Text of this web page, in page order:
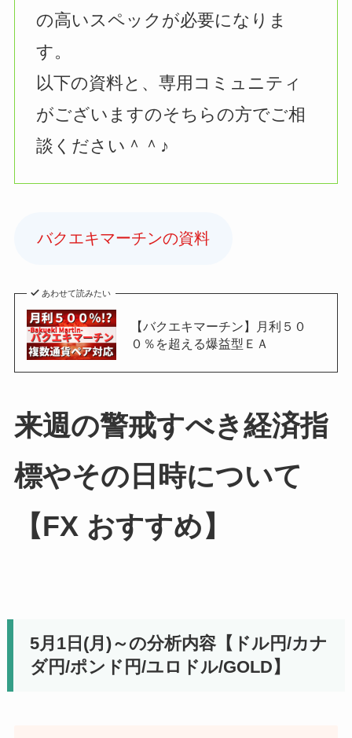
の高いスペックが必要になりま
す。
以下の資料と、専用コミュニティ
がございますのそちらの方でご相
談ください＾＾♪
バクエキマーチンの資料
あわせて読みたい
【バクエキマーチン】月利５０
０％を超える爆益型ＥＡ
来週の警戒すべき経済指
標やその日時について
【FX おすすめ】
5月1日(月)～の分析内容【ドル円/カナ
ダ円/ポンド円/ユロドル/GOLD】